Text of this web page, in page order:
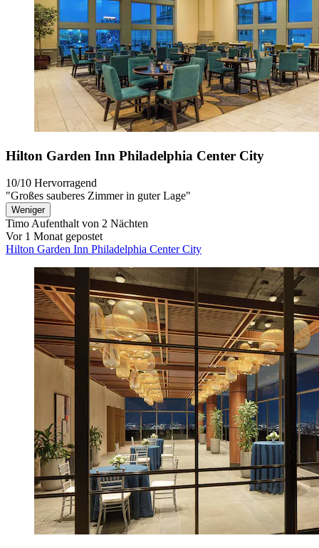
Hilton Garden Inn Philadelphia Center City
10/10 Hervorragend
"Großes sauberes Zimmer in guter Lage"
Weniger
Timo Aufenthalt von 2 Nächten
Vor 1 Monat gepostet
Hilton Garden Inn Philadelphia Center City